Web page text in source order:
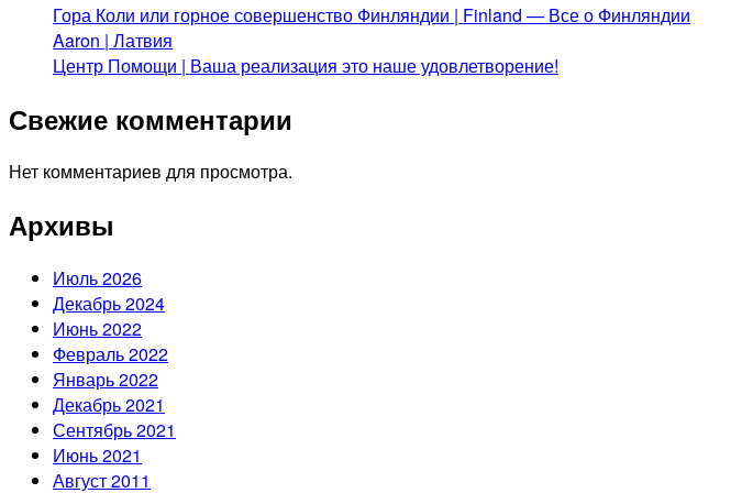
Гора Коли или горное совершенство Финляндии | Finland — Все о Финляндии
Aaron | Латвия
Центр Помощи | Ваша реализация это наше удовлетворение!
Свежие комментарии
Нет комментариев для просмотра.
Архивы
Июль 2026
Декабрь 2024
Июнь 2022
Февраль 2022
Январь 2022
Декабрь 2021
Сентябрь 2021
Июнь 2021
Август 2011